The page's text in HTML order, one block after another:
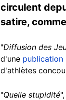
circulent
satire,
"Diffusion des
d'une publication
d'athlètes
"Quelle stupidité